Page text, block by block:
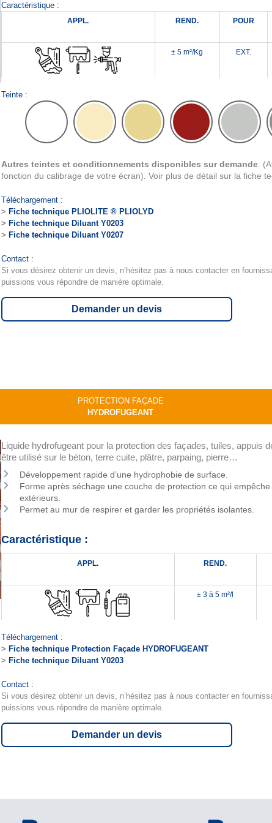
Caractéristique :
APPL. REND. POUR
± 5 m²/Kg EXT.
Teinte :
Autres teintes et conditionnements disponibles sur demande.
fonction du calibrage de votre écran). Voir plus de détail sur la fiche
Téléchargement :
> Fiche technique PLIOLITE ® PLIOLYD
> Fiche technique Diluant Y0203
> Fiche technique Diluant Y0207
Contact :
Si vous désirez obtenir un devis, n’hésitez pas à nous contacter en
puissions vous répondre de manière optimale.
Demander un devis
PROTECTION FAÇADE
HYDROFUGEANT
Liquide hydrofugeant pour la protection des façades, tuiles, appuis
être utilisé sur le béton, terre cuite, plâtre, parpaing, pierre…
Développement rapide d’une hydrophobie de surface.
Forme après séchage une couche de protection ce qui
extérieurs.
Permet au mur de respirer et garder les propriétés isolantes.
Caractéristique :
APPL. REND.
± 3 à 5 m²/l
Téléchargement :
> Fiche technique Protection Façade HYDROFUGEANT
> Fiche technique Diluant Y0203
Contact :
Si vous désirez obtenir un devis, n’hésitez pas à nous contacter en
puissions vous répondre de manière optimale.
Demander un devis